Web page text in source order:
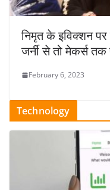
निमृत के इविक्शन पर
जर्नी से तो मेकर्स तक
February 6, 2023
Technology